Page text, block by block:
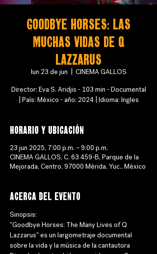
Goodbye Horses: Las
Muchas Vidas De Q
Lazzarus
lun 23 de jun
CINEMA GALLOS
Director: Eva S. Aridjis - 103 min - Documental
| País: México - año: 2024 | Idioma: Ingles
Horario y ubicación
23 jun 2025, 7:00 p.m. – 9:00 p.m.
CINEMA GALLOS, C. 63 459-B, Parque de la
Mejorada, Centro, 97000 Mérida, Yuc., México
Acerca del evento
Sinopsis:
"Goodbye Horses: The Many Lives of Q
Lazzarus" es un largometraje documental
sobre la vida y la música de la cantautora